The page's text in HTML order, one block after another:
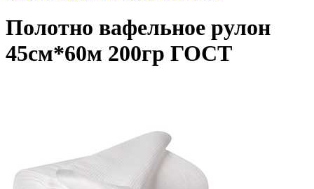
Полотно вафельное рулон
45см*60м 200гр ГОСТ